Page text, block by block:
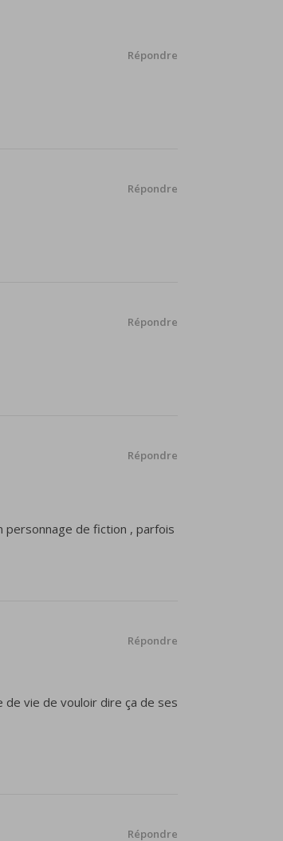
Répondre
Répondre
Répondre
Répondre
personnage de fiction , parfois
Répondre
de vie de vouloir dire ça de ses
Répondre